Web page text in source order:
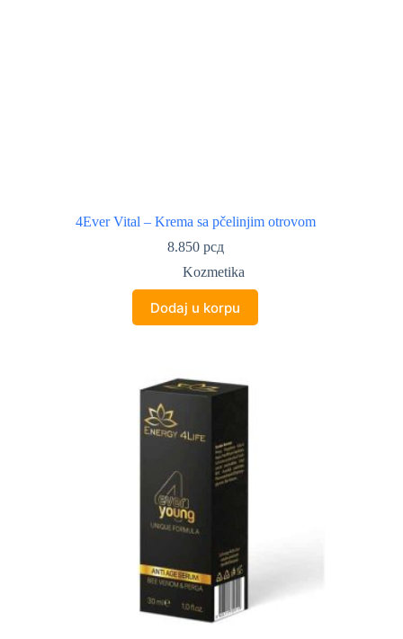
4Ever Vital – Krema sa pčelinjim otrovom
8.850 рсд
Kozmetika
Dodaj u korpu